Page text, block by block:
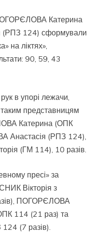
Катерина
(РПЗ 124) сформували
на ліктях»,
90, 59, 43
в упорі лежачи,
таким представницям
Катерина (ОПК
Анастасія (РПЗ 124),
(ГМ 114), 10 разів.
пресі» за
Вікторія з
ПОГОРЄЛОВА
114 (21 раз) та
(7 разів).